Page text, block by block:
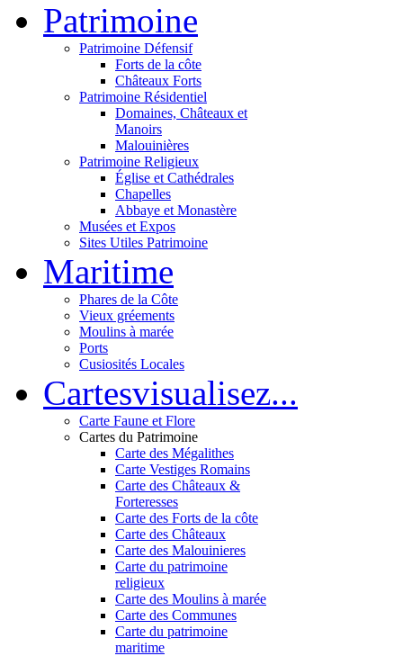
Patrimoine
Patrimoine Défensif
Forts de la côte
Châteaux Forts
Patrimoine Résidentiel
Domaines, Châteaux et
Manoirs
Malouinières
Patrimoine Religieux
Église et Cathédrales
Chapelles
Abbaye et Monastère
Musées et Expos
Sites Utiles Patrimoine
Maritime
Phares de la Côte
Vieux gréements
Moulins à marée
Ports
Cusiosités Locales
Cartesvisualisez...
Carte Faune et Flore
Cartes du Patrimoine
Carte des Mégalithes
Carte Vestiges Romains
Carte des Châteaux &
Forteresses
Carte des Forts de la côte
Carte des Châteaux
Carte des Malouinieres
Carte du patrimoine
religieux
Carte des Moulins à marée
Carte des Communes
Carte du patrimoine
maritime